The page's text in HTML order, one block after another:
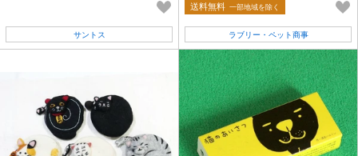
サントス
送料無料 一部地域を除く
ラブリー・ペット商事